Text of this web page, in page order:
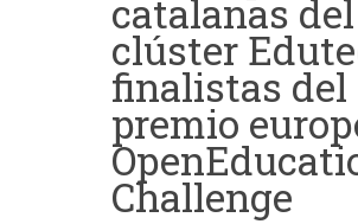
catalanas del
clúster
finalistas del
premio
Challenge